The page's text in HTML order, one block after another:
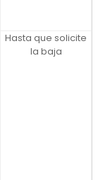
Hasta que solicite
la baja